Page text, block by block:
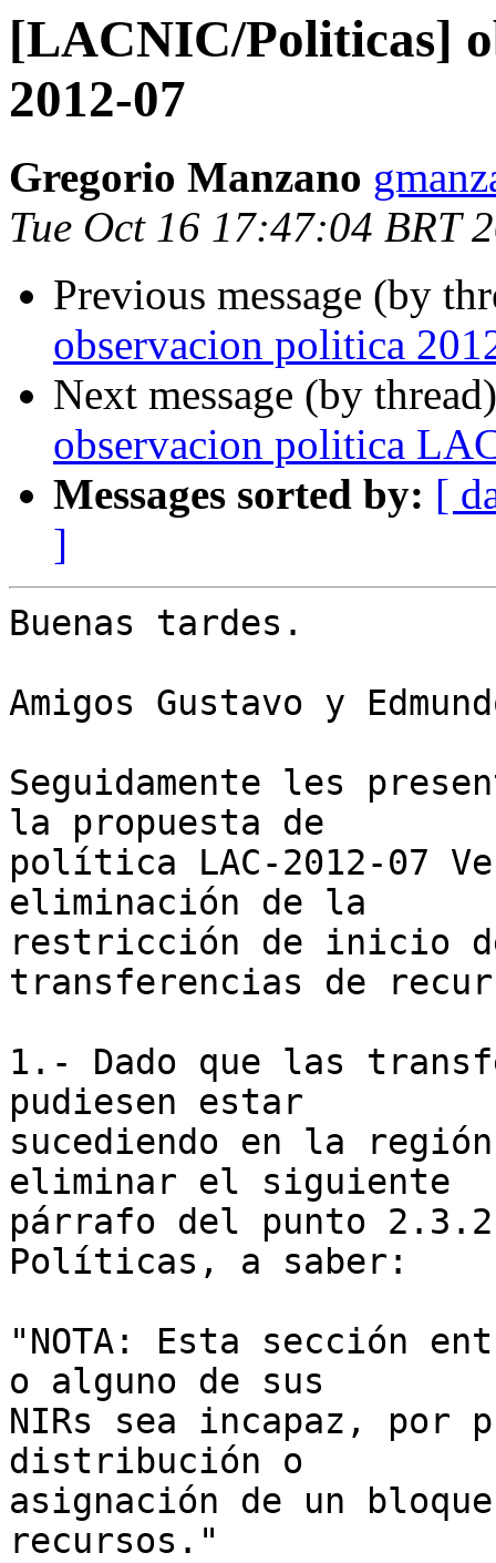
[LACNIC/Politicas]
2012-07
Gregorio Manzano
Tue Oct 16 17:47:04 BRT
Previous message (by
observacion politica
Next message (by
observacion politica
Messages sorted by: [
]
Buenas tardes.
Amigos Gustavo y
Seguidamente les
la propuesta de
política LAC-2012-07
eliminación de la
restricción de inicio
transferencias de
1.- Dado que las
pudiesen estar
sucediendo en la
eliminar el siguiente
párrafo del punto
Políticas, a saber:
"NOTA: Esta sección
o alguno de sus
NIRs sea incapaz, por
distribución o
asignación de un
recursos."